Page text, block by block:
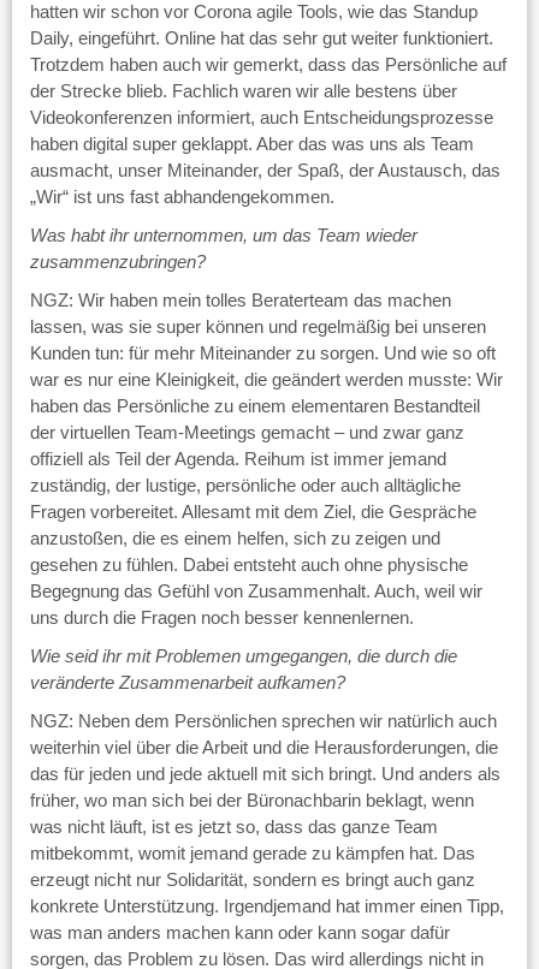
hatten wir schon vor Corona agile Tools, wie das Standup
Daily, eingeführt. Online hat das sehr gut weiter funktioniert.
Trotzdem haben auch wir gemerkt, dass das Persönliche auf
der Strecke blieb. Fachlich waren wir alle bestens über
Videokonferenzen informiert, auch Entscheidungsprozesse
haben digital super geklappt. Aber das was uns als Team
ausmacht, unser Miteinander, der Spaß, der Austausch, das
„Wir“ ist uns fast abhandengekommen.
Was habt ihr unternommen, um das Team wieder
zusammenzubringen?
NGZ: Wir haben mein tolles Beraterteam das machen
lassen, was sie super können und regelmäßig bei unseren
Kunden tun: für mehr Miteinander zu sorgen. Und wie so oft
war es nur eine Kleinigkeit, die geändert werden musste: Wir
haben das Persönliche zu einem elementaren Bestandteil
der virtuellen Team-Meetings gemacht – und zwar ganz
offiziell als Teil der Agenda. Reihum ist immer jemand
zuständig, der lustige, persönliche oder auch alltägliche
Fragen vorbereitet. Allesamt mit dem Ziel, die Gespräche
anzustoßen, die es einem helfen, sich zu zeigen und
gesehen zu fühlen. Dabei entsteht auch ohne physische
Begegnung das Gefühl von Zusammenhalt. Auch, weil wir
uns durch die Fragen noch besser kennenlernen.
Wie seid ihr mit Problemen umgegangen, die durch die
veränderte Zusammenarbeit aufkamen?
NGZ: Neben dem Persönlichen sprechen wir natürlich auch
weiterhin viel über die Arbeit und die Herausforderungen, die
das für jeden und jede aktuell mit sich bringt. Und anders als
früher, wo man sich bei der Büronachbarin beklagt, wenn
was nicht läuft, ist es jetzt so, dass das ganze Team
mitbekommt, womit jemand gerade zu kämpfen hat. Das
erzeugt nicht nur Solidarität, sondern es bringt auch ganz
konkrete Unterstützung. Irgendjemand hat immer einen Tipp,
was man anders machen kann oder kann sogar dafür
sorgen, das Problem zu lösen. Das wird allerdings nicht in